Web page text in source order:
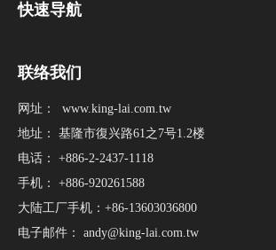
快速导航
联络我们
网址： www.king-lai.com.tw
地址： 基隆市復兴路61之7号1.2楼
电话： +886-2-2437-1118
手机： +886-920261588
大陆工厂手机：+86-13603036800
电子邮件： andy@king-lai.com.tw